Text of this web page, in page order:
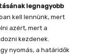
legnagyobb
kell lennünk, mert
azért, mert a
kezdenek.
nyomás, a határidők